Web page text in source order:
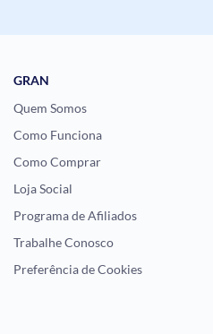
GRAN
Quem Somos
Como Funciona
Como Comprar
Loja Social
Programa de Afiliados
Trabalhe Conosco
Preferência de Cookies